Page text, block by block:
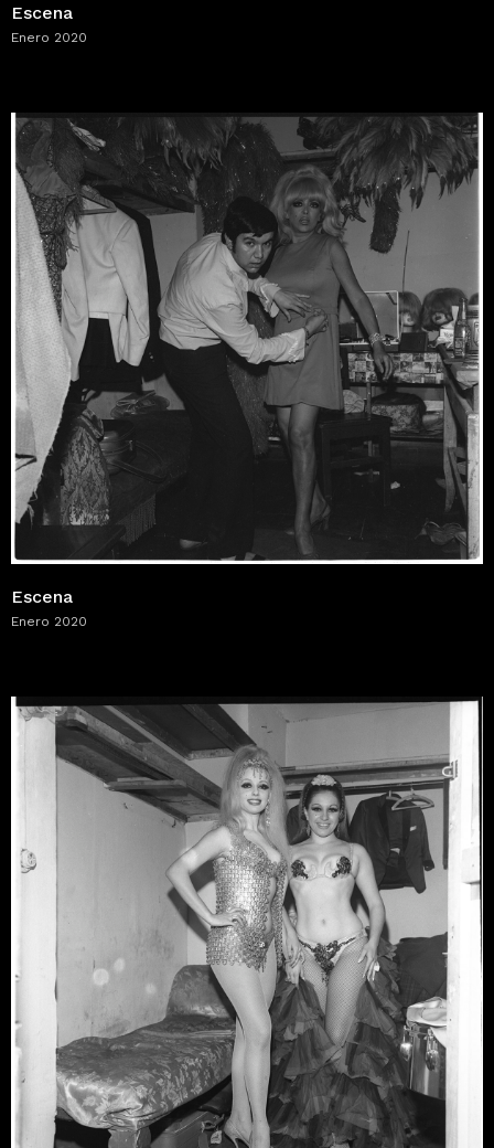
Escena
Enero 2020
Escena
Enero 2020